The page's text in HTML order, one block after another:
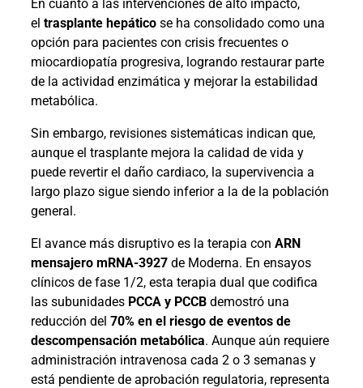
En cuanto a las intervenciones de alto impacto,
el trasplante hepáticose ha consolidado como una
opción para pacientes con crisis frecuentes o
miocardiopatía progresiva, logrando restaurar parte
de la actividad enzimática y mejorar la estabilidad
metabólica.
Sin embargo, revisiones sistemáticas indican que,
aunque el trasplante mejora la calidad de vida y
puede revertir el daño cardiaco, la supervivencia a
largo plazo sigue siendo inferior a la de la población
general.
El avance más disruptivo es la terapia con ARN
mensajero mRNA-3927de Moderna. En ensayos
clínicos de fase 1/2, esta terapia dual que codifica
las subunidades PCCA y PCCBdemostró una
reducción del 70% en el riesgo de eventos de
descompensación metabólica. Aunque aún requiere
administración intravenosa cada 2 o 3 semanas y
está pendiente de aprobación regulatoria, representa